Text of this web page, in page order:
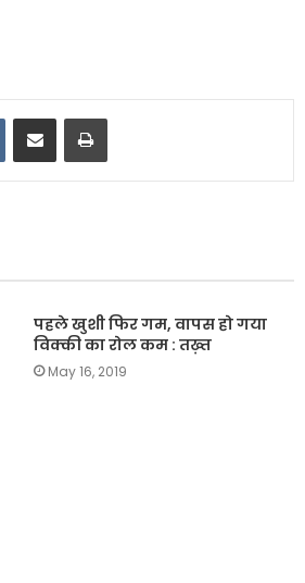
VKontakte
Share via Email Print
पहले खुशी फिर गम, वापस हो गया
विक्की का रोल कम : तख़्त
May 16, 2019